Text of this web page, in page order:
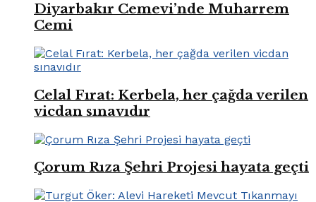
Diyarbakır Cemevi’nde Muharrem
Cemi
Celal Fırat: Kerbela, her çağda verilen
vicdan sınavıdır
Çorum Rıza Şehri Projesi hayata geçti